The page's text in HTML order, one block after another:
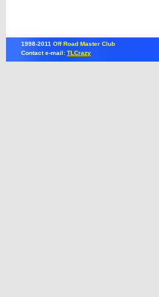
1998-2011 Off Road Master Club
Contact e-mail: TLCrazy